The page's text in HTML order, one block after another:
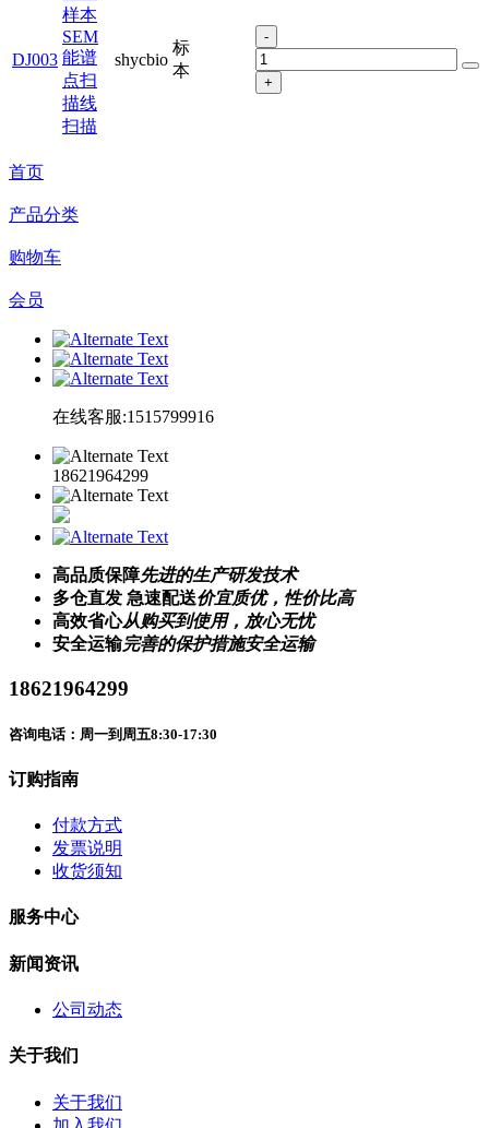
DJ003
样本
SEM
能谱
点扫
描线
扫描
shycbio
标
本
-
+
首页
产品分类
购物车
会员
在线客服:1515799916
18621964299
高品质保障先进的生产研发技术
多仓直发 急速配送价宜质优，性价比高
高效省心从购买到使用，放心无忧
安全运输完善的保护措施安全运输
18621964299
咨询电话：周一到周五8:30-17:30
订购指南
付款方式
发票说明
收货须知
服务中心
新闻资讯
公司动态
关于我们
关于我们